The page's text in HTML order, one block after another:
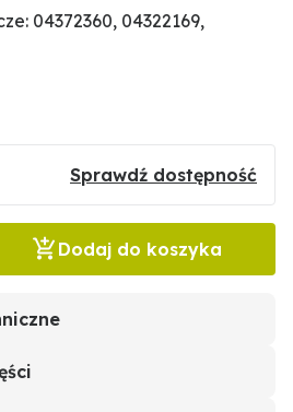
04372360, 04322169,
Sprawdź dostępność
Dodaj do koszyka